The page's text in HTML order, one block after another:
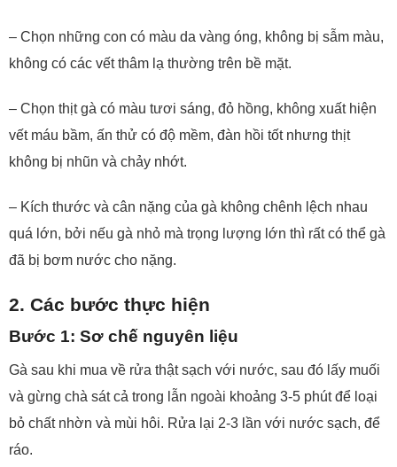
– Chọn những con có màu da vàng óng, không bị sẫm màu,
không có các vết thâm lạ thường trên bề mặt.
– Chọn thịt gà có màu tươi sáng, đỏ hồng, không xuất hiện
vết máu bầm, ấn thử có độ mềm, đàn hồi tốt nhưng thịt
không bị nhũn và chảy nhớt.
– Kích thước và cân nặng của gà không chênh lệch nhau
quá lớn, bởi nếu gà nhỏ mà trọng lượng lớn thì rất có thể gà
đã bị bơm nước cho nặng.
2. Các bước thực hiện
Bước 1: Sơ chế nguyên liệu
Gà sau khi mua về rửa thật sạch với nước, sau đó lấy muối
và gừng chà sát cả trong lẫn ngoài khoảng 3-5 phút để loại
bỏ chất nhờn và mùi hôi. Rửa lại 2-3 lần với nước sạch, để
ráo.